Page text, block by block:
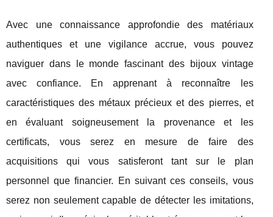
Avec une connaissance approfondie des matériaux
authentiques et une vigilance accrue, vous pouvez
naviguer dans le monde fascinant des bijoux vintage
avec confiance. En apprenant à reconnaître les
caractéristiques des métaux précieux et des pierres, et
en évaluant soigneusement la provenance et les
certificats, vous serez en mesure de faire des
acquisitions qui vous satisferont tant sur le plan
personnel que financier. En suivant ces conseils, vous
serez non seulement capable de détecter les imitations,